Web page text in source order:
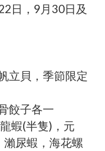
日，9月30日及
立貝，季節限定
餃子各一
蝦(半隻)，元
瀨尿蝦，海花螺